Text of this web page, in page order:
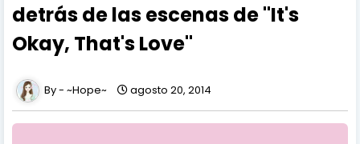
detrás de las escenas de "It's
Okay, That's Love"
~Hope~ agosto 20, 2014